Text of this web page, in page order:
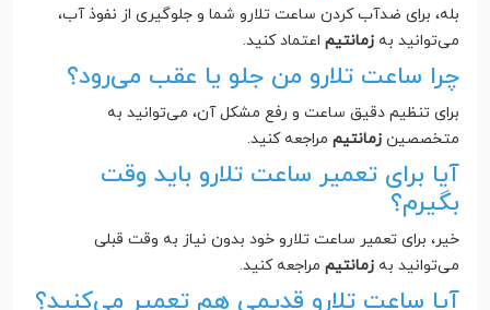
بله، برای ضدآب کردن ساعت تلارو شما و جلوگیری از نفوذ آب،
می‌توانید به زمانتیم اعتماد کنید.
چرا ساعت تلارو من جلو یا عقب می‌رود؟
برای تنظیم دقیق ساعت و رفع مشکل آن، می‌توانید به
متخصصین زمانتیم مراجعه کنید.
آیا برای تعمیر ساعت تلارو باید وقت
بگیرم؟
خیر، برای تعمیر ساعت تلارو خود بدون نیاز به وقت قبلی
می‌توانید به زمانتیم مراجعه کنید.
آیا ساعت تلارو قدیمی هم تعمیر می‌کنید؟